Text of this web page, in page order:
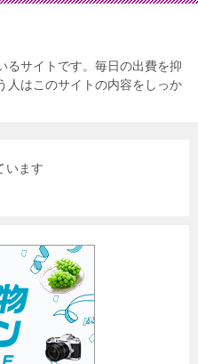
るサイトです。毎日の出費を抑
人はこのサイトの内容をしっか
います